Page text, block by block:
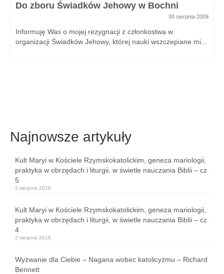
Do zboru Świadków Jehowy w Bochni
30 sierpnia 2009
Informuję Was o mojej rezygnacji z członkostwa w
organizacji Świadków Jehowy, której nauki wszczepiane mi...
Najnowsze artykuły
Kult Maryi w Kościele Rzymskokatolickim, geneza mariologii,
praktyka w obrzędach i liturgii, w świetle nauczania Biblii – cz.
5
2 sierpnia 2018
Kult Maryi w Kościele Rzymskokatolickim, geneza mariologii,
praktyka w obrzędach i liturgii, w świetle nauczania Biblii – cz.
4
2 sierpnia 2018
Wyzwanie dla Ciebie – Nagana wobec katolicyzmu – Richard
Bennett